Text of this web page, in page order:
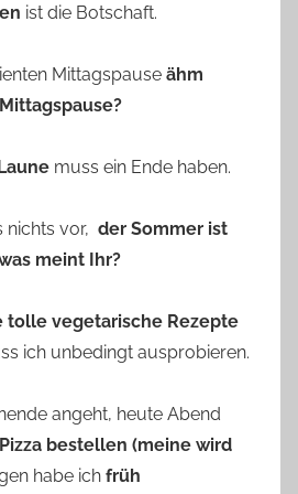
ist die Botschaft.
Mittagspause ähm
muss ein Ende haben.
vor, der Sommer ist
meint Ihr?
tolle vegetarische Rezepte
ich unbedingt ausprobieren.
angeht, heute Abend
Pizza bestellen (meine wird
habe ich früh